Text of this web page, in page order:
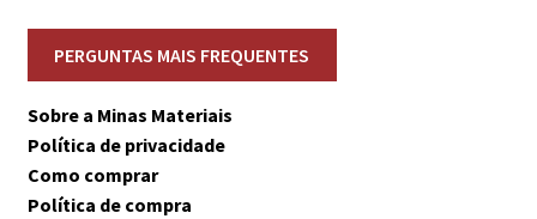
Sobre a Minas Materiais
Política de privacidade
Como comprar
Política de compra